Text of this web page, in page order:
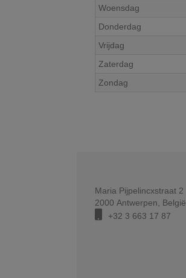
Woensdag
Donderdag
Vrijdag
Zaterdag
Zondag
Maria Pijpelincxstraat 2
2000 Antwerpen, België
+32 3 663 17 87